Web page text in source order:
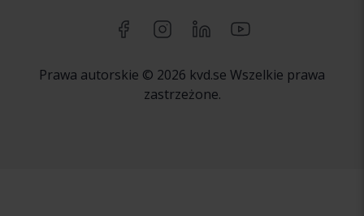
Prawa autorskie © 2026 kvd.se Wszelkie prawa
zastrzeżone.